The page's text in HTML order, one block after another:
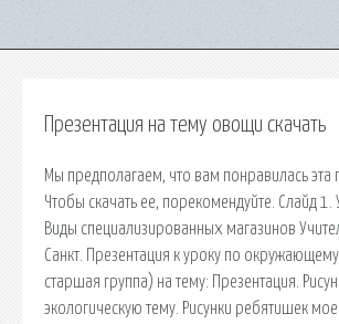
Презентация на тему овощи скачать
Мы предполагаем, что вам понравилась эта
Чтобы скачать ее, порекомендуйте. Слайд
Виды специализированных магазинов
Санкт. Презентация к уроку по
старшая группа) на тему: Презентация.
экологическую тему. Рисунки ребятишек